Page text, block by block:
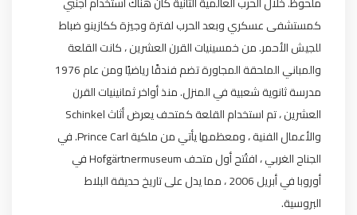
كمستشفى عسكري وبعد الحرب لفترة وجيزة ككازينو ضباط
للجيش الأحمر. من خمسينيات القرن العشرين ، كانت القلعة
والمباني الملحقة المجاورة تضم فندقًا رياضيًا ومن عام 1976
مدرسة ثانوية شعبية في المنزل. منذ أواخر ثمانينيات القرن
العشرين ، تم استخدام القلعة كمتحف يعرض أثاث Schinkel
والأعمال الفنية ، ومعظمها يأتي من ملكية Prince Carl. في
الجناح الغربي ، افتُتح أول متحف Hofgärtnermuseum في
أوروبا في أبريل 2006 ، مما يدل على تاريخ حديقة البلاط
البروسية.